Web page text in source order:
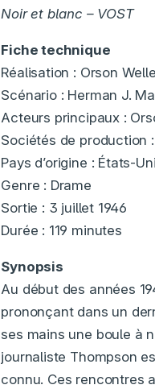
Noir et blanc – VOST
Fiche technique
Réalisation : Orson
Scénario : Herman J.
Acteurs principaux :
Sociétés de production
Pays d’origine : États-
Genre : Drame
Sortie : 3 juillet 1946
Durée : 119 minutes
Synopsis
Au début des années
prononçant dans un
ses mains une boule à
journaliste Thompson
connu. Ces rencontres